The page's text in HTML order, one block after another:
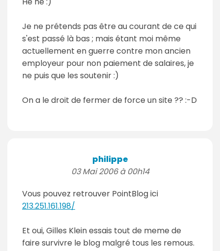
Je ne prétends pas être au courant de ce qui
s'est passé là bas ; mais étant moi même
actuellement en guerre contre mon ancien
employeur pour non paiement de salaires, je
ne puis que les soutenir :)
On a le droit de fermer de force un site ?? :-D
philippe
03 Mai 2006 à 00h14
Vous pouvez retrouver PointBlog ici
213.251.161.198/
Et oui, Gilles Klein essais tout de meme de
faire survivre le blog malgré tous les remous.